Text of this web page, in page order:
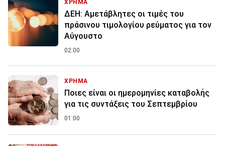
ΧΡΗΜΑ
ΔΕΗ: Αμετάβλητες οι τιμές του
πράσινου τιμολογίου ρεύματος για τον
Αύγουστο
02:00
ΧΡΗΜΑ
Ποιες είναι οι ημερομηνίες καταβολής
για τις συντάξεις του Σεπτεμβρίου
01:00